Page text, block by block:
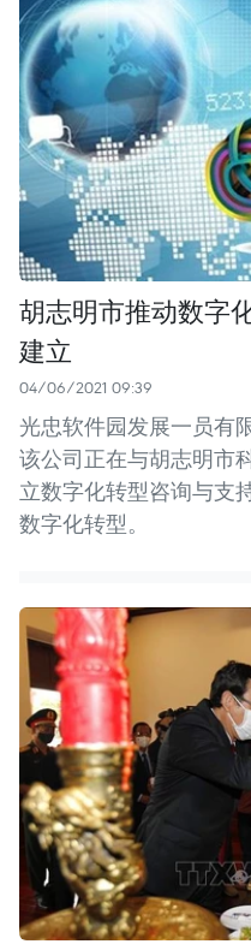
胡志明市推动数字
建立
04/06/2021 09:39
光忠软件园发展一员有
该公司正在与胡志明市
立数字化转型咨询与支
数字化转型。